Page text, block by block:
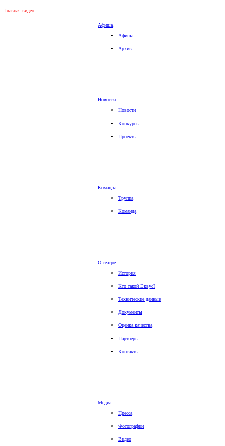
Главная видео
Афиша
Афиша
Архив
Новости
Новости
Конкурсы
Проекты
Команда
Труппа
Команда
О театре
История
Кто такой Эквус?
Технические данные
Документы
Оценка качества
Партнеры
Контакты
Медиа
Пресса
Фотографии
Видео